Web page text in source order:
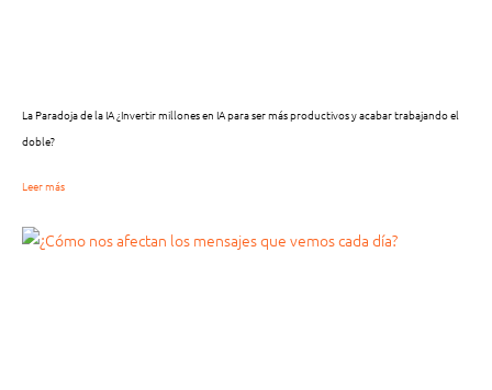
La Paradoja de la IA ¿Invertir millones en IA para ser más productivos y acabar trabajando el
doble?
Leer más